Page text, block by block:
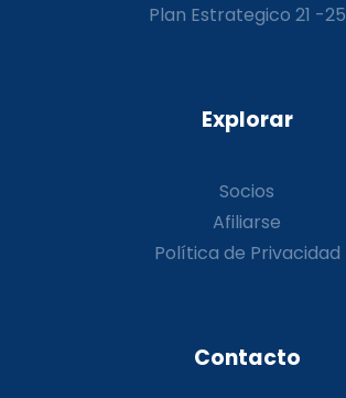
Plan Estrategico 21 -25
Explorar
Socios
Afiliarse
Política de Privacidad
Contacto